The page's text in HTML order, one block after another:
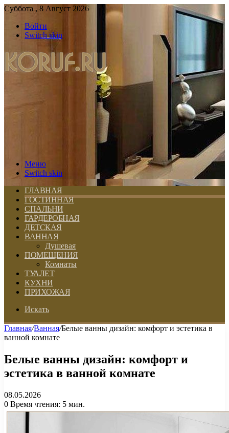
Суббота , 8 Август 2026
Войти
Switch skin
Меню
Switch skin
ГЛАВНАЯ
ГОСТИННАЯ
СПАЛЬНИ
ГАРДЕРОБНАЯ
ДЕТСКАЯ
ВАННАЯ
Душевая
ПОМЕЩЕНИЯ
Комнаты
ТУАЛЕТ
КУХНИ
ПРИХОЖАЯ
Искать
Главная/Ванная/Белые ванны дизайн: комфорт и эстетика в
ванной комнате
Белые ванны дизайн: комфорт и
эстетика в ванной комнате
08.05.2026
0 Время чтения: 5 мин.